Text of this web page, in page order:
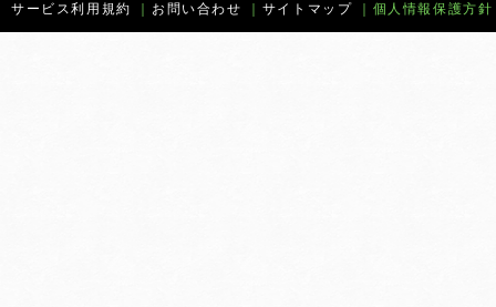
サービス利用規約 お問い合わせ サイトマップ 個人情報保護方針